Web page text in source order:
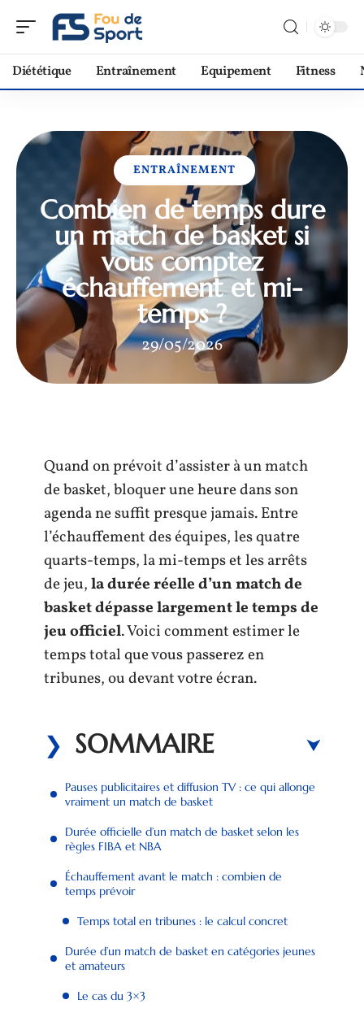
Diététique Entraînement Equipement Fitness
ENTRAÎNEMENT
Combien de temps dure
un match de basket si
vous comptez
échauffement et mi-
temps ?
29/05/2026
Quand on prévoit d’assister à un match
de basket, bloquer une heure dans son
agenda ne suffit presque jamais. Entre
l’échauffement des équipes, les quatre
quarts-temps, la mi-temps et les arrêts
de jeu,la durée réelle d’un match de
basket dépasse largement le temps de
jeu officiel. Voici comment estimer le
temps total que vous passerez en
tribunes, ou devant votre écran.
SOMMAIRE
Pauses publicitaires et diffusion TV : ce qui allonge
vraiment un match de basket
Durée officielle d’un match de basket selon les
règles FIBA et NBA
Échauffement avant le match : combien de
temps prévoir
Temps total en tribunes : le calcul concret
Durée d’un match de basket en catégories jeunes
et amateurs
Le cas du 3×3